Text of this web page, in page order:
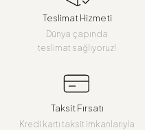
Teslimat Hizmeti
Dünya çapında
teslimat sağlıyoruz!
Taksit Fırsatı
Kredi kartı taksit imkanlarıyla